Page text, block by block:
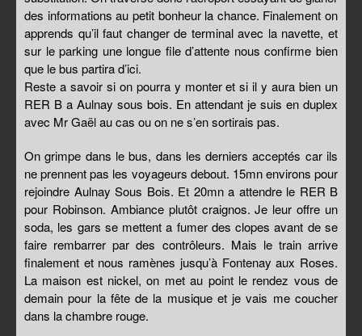
des informations au petit bonheur la chance. Finalement on
apprends qu’il faut changer de terminal avec la navette, et
sur le parking une longue file d’attente nous confirme bien
que le bus partira d’ici.
Reste a savoir si on pourra y monter et si il y aura bien un
RER B a Aulnay sous bois. En attendant je suis en duplex
avec Mr Gaël au cas ou on ne s’en sortirais pas.
On grimpe dans le bus, dans les derniers acceptés car ils
ne prennent pas les voyageurs debout. 15mn environs pour
rejoindre Aulnay Sous Bois. Et 20mn a attendre le RER B
pour Robinson. Ambiance plutôt craignos. Je leur offre un
soda, les gars se mettent a fumer des clopes avant de se
faire rembarrer par des contrôleurs. Mais le train arrive
finalement et nous ramènes jusqu’à Fontenay aux Roses.
La maison est nickel, on met au point le rendez vous de
demain pour la fête de la musique et je vais me coucher
dans la chambre rouge.